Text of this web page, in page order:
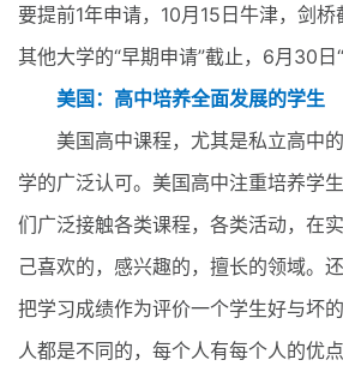
要提前1年申请，10月15日牛津，剑桥
其他大学的“早期申请”截止，6月30日“
美国：高中培养全面发展的学生
美国高中课程，尤其是私立高中的
学的广泛认可。美国高中注重培养学
们广泛接触各类课程，各类活动，在
己喜欢的，感兴趣的，擅长的领域。
把学习成绩作为评价一个学生好与坏
人都是不同的，每个人有每个人的优